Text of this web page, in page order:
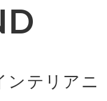
ンテリアニ